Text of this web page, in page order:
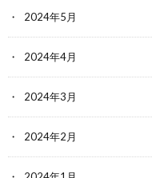
2024年5月
2024年4月
2024年3月
2024年2月